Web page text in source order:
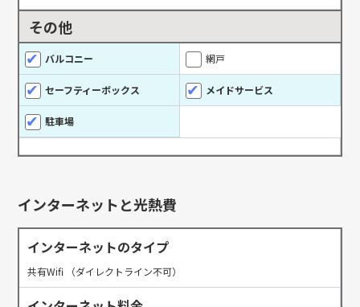
その他
バルコニー 網戸
セーフティーボックス メイドサービス
駐車場
インターネットと光熱費
インターネットのタイプ
共有Wifi （ダイレクトライン不可）